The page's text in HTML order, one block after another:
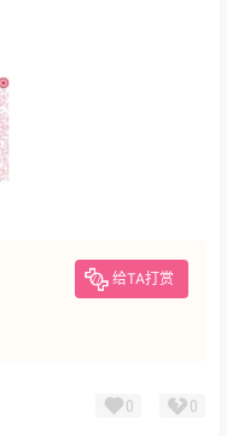
给TA打赏
0 0